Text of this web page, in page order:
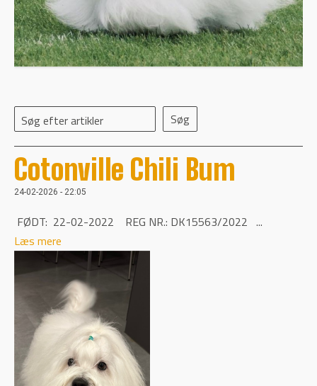
Søg efter artikler
Cotonville Chili Bum
24-02-2026 - 22:05
FØDT: 22-02-2022 REG NR.: DK15563/2022 ...
Læs mere